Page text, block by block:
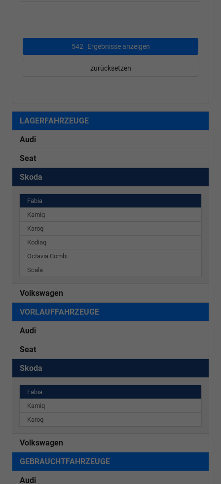
542 Ergebnisse anzeigen
zurücksetzen
LAGERFAHRZEUGE
Audi
Seat
Skoda
Fabia
Kamiq
Karoq
Kodiaq
Octavia Combi
Scala
Volkswagen
VORLAUFFAHRZEUGE
Audi
Seat
Skoda
Fabia
Kamiq
Karoq
Volkswagen
GEBRAUCHTFAHRZEUGE
Audi